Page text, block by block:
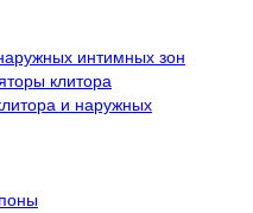
интимных зон
клитора
и наружных